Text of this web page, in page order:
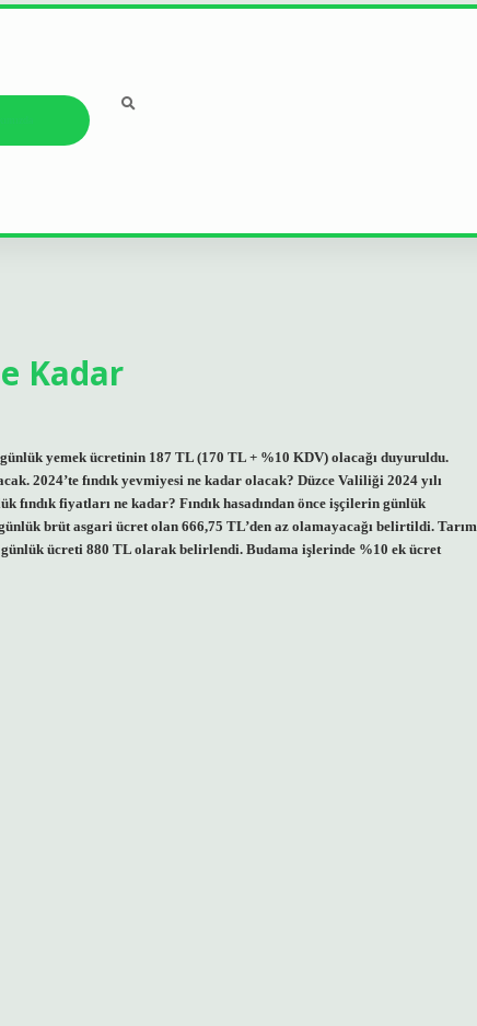
Kadar
yemek ücretinin 187 TL (170 TL + %10 KDV) olacağı duyuruldu.
2024’te fındık yevmiyesi ne kadar olacak? Düzce Valiliği 2024 yılı
fındık fiyatları ne kadar? Fındık hasadından önce işçilerin günlük
brüt asgari ücret olan 666,75 TL’den az olamayacağı belirtildi. Tarım
ücreti 880 TL olarak belirlendi. Budama işlerinde %10 ek ücret